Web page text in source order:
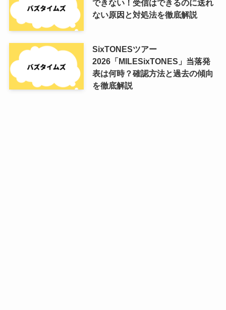
できない！受信はできるのに送れ
ない原因と対処法を徹底解説
SixTONESツアー
2026「MILESixTONES」当落発
表は何時？確認方法と過去の傾向
を徹底解説